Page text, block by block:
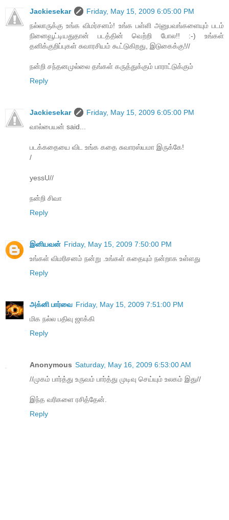
Jackiesekar
Friday, May 15, 2009 6:05:00 PM
நல்லாருக்கு உங்க விமர்சனம்! உங்க பள்ளி அனுபவங்களையும் படம்
நினைவூட்டியதுதான் படத்தின் வெற்றி போல!! :-) உங்கள்
தனிக்குறிப்புகள் சுவாரசியம் கூட்டுகிறது, இடுகைக்கு!//
நன்றி சந்தனமுல்லை தங்கள் கருத்துக்கும் பாராட்டுக்கும்
Reply
Jackiesekar
Friday, May 15, 2009 6:05:00 PM
வால்பையன் said...
படக்கதையை விட உங்க கதை சுவாரஸ்யமா இருக்கே!
/
yessU//
நன்றி சிவா
Reply
இனியவன் Friday, May 15, 2009 7:50:00 PM
உங்கள் விமரிசனம் நன்று .உங்கள் கதையும் நன்றாக உள்ளது
Reply
அக்னி பார்வை Friday, May 15, 2009 7:51:00 PM
மிக நல்ல பதிவு ஜாக்கி
Reply
Anonymous Saturday, May 16, 2009 6:53:00 AM
//முகம் பார்த்து உருவம் பார்த்து முடிவு செய்யும் உலகம் இது//
இந்த வரிகளை ரசித்தேன்.
Reply